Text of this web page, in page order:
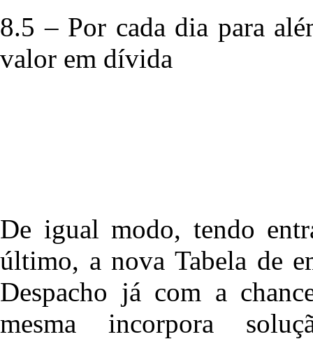
8.5 – Por cada dia para
valor em dívida
De igual modo, tendo
último, a nova Tabela de
Despacho já com a
mesma incorpora